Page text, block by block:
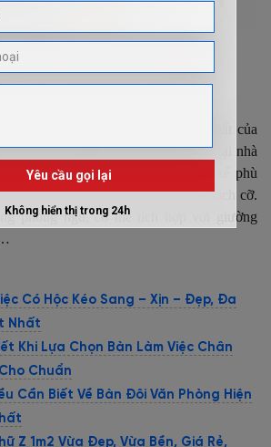
việc tại nhà thông
việc tại nhà ưng ý sẽ giúp năng suất của
quả hơn. Những mẫu bàn làm việc tại nhà
và nhu cầu của cá nhân. Thiết kế phù
trí, hài hòa từ màu sắc cho đến kích cỡ.
phòng ngủ, có thể tích hợp với giường
Có Hộc Kéo Sang – Xịn – Đẹp, Đa
Nhất
Khi Lựa Chọn Bàn Làm Việc Chân
Chuẩn
Cần Biết Về Bàn Đôi Văn Phòng Hiện
Z 1m2 Vừa Đẹp, Vừa Bền, Giá Rẻ,